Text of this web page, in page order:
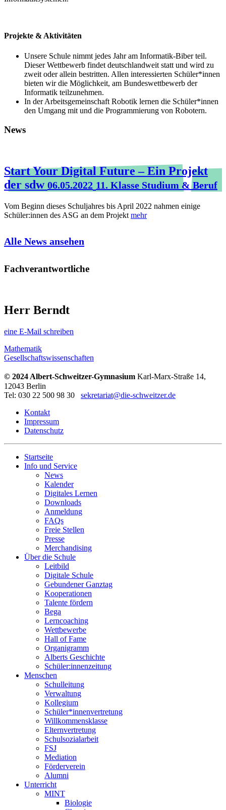
Projekte & Aktivitäten
Unsere Schule nimmt jedes Jahr am Informatik-Biber teil.
Dieser Wettbewerb findet deutschlandweit statt und wird zu
zweit oder allein bestritten. Allen interessierten Schüler*innen
bieten wir die Möglichkeit, am Bundeswettbewerb der
Informatik teilzunehmen.
In der Arbeitsgemeinschaft Robotik lernen die Schüler*innen
den Umgang mit und die Programmierung von Robotern.
News
Start Your Digital Future – Ein Projekt
der sdw 06.05.2022 11. Klasse Studium & Beruf
Vom Beginn dieses Schuljahres bis April 2022 nahmen einige
Schüler:innen des ASG an dem Projekt mehr
Alle News ansehen
Fachverantwortliche
Herr Berndt
eine E-Mail schreiben
Mathematik
Gesellschaftswissenschaften
© 2024 Albert-Schweitzer-Gymnasium Karl-Marx-Straße 14,
12043 Berlin
Tel: 030 22 500 98 30 sekretariat@die-schweitzer.de
Kontakt
Impressum
Datenschutz
Startseite
Info und Service
News
Kalender
Digitales Lernen
Downloads
Anmeldung
FAQs
Freie Stellen
Presse
Merchandising
Über die Schule
Leitbild
Digitale Schule
Gebundener Ganztag
Kooperationen
Talente fördern
Bega
Lerncoaching
Wettbewerbe
Hall of Fame
Organigramm
Alberts Geschichte
Schüler:innenzeitung
Menschen
Schulleitung
Verwaltung
Kollegium
Schüler*innenvertretung
Willkommensklasse
Elternvertretung
Schulsozialarbeit
FSJ
Mediation
Förderverein
Alumni
Unterricht
MINT
Biologie